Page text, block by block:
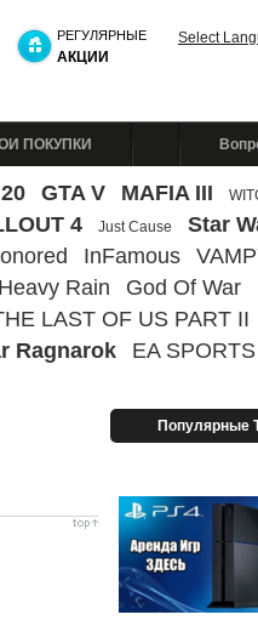
РЕГУЛЯРНЫЕ
АКЦИИ
Select
ПОКУПКИ
GTA V MAFIA III
4 Just Cause
Star
InFamous
Heavy Rain God Of War
LAST OF US PART II
Ragnarok EA
Популярные